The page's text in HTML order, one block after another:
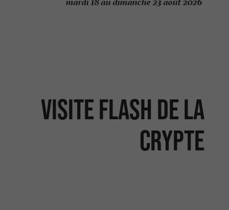
Visite Flash de la
Crypte